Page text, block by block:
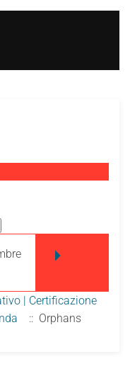
| Certificazione
:: Orphans